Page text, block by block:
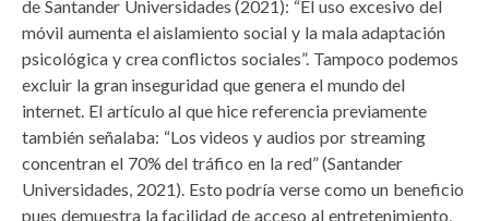
de Santander Universidades (2021): “El uso excesivo del
móvil aumenta el aislamiento social y la mala adaptación
psicológica y crea conflictos sociales”. Tampoco podemos
excluir la gran inseguridad que genera el mundo del
internet. El artículo al que hice referencia previamente
también señalaba: “Los videos y audios por streaming
concentran el 70% del tráfico en la red” (Santander
Universidades, 2021). Esto podría verse como un beneficio
pues demuestra la facilidad de acceso al entretenimiento,